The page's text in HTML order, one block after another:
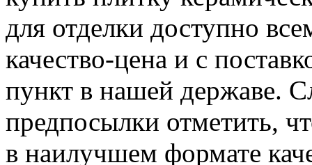
для отделки доступно
качество-цена и с
пункт в нашей державе.
предпосылки отметить,
в наилучшем формате